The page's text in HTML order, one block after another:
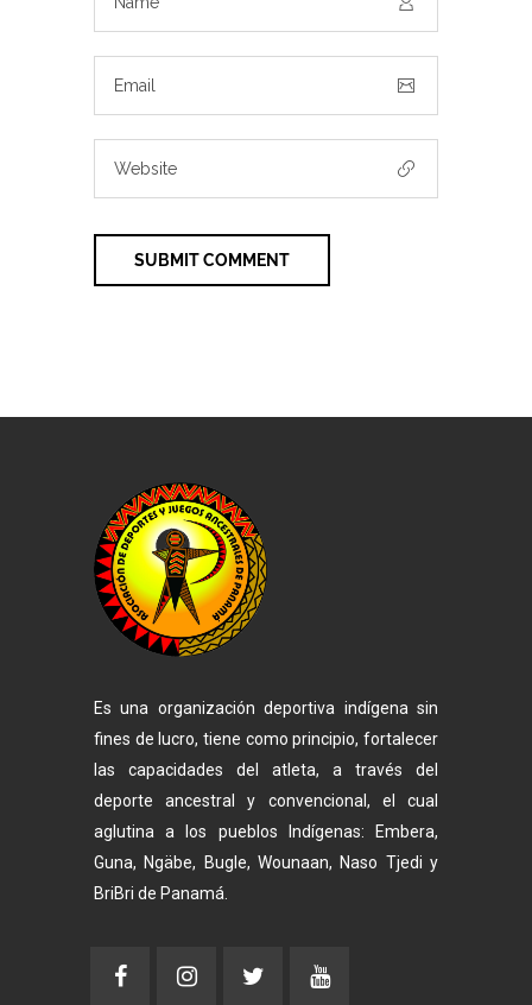
Es una organización deportiva indígena sin
fines de lucro, tiene como principio, fortalecer
las capacidades del atleta, a través del
deporte ancestral y convencional, el cual
aglutina a los pueblos Indígenas: Embera,
Guna, Ngäbe, Bugle, Wounaan, Naso Tjedi y
BriBri de Panamá.